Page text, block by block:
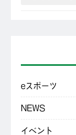
eスポーツ
NEWS
イベント